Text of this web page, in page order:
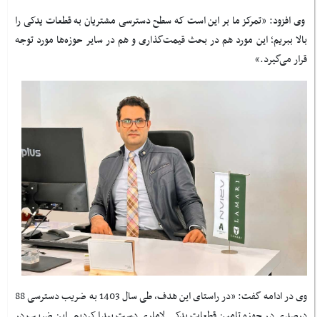
وی افزود: «تمرکز ما بر این است که سطح دسترسی مشتریان به قطعات یدکی را
بالا ببریم؛ این مورد هم در بحث قیمت‌گذاری و هم در سایر حوزه‌ها مورد توجه
قرار می‌گیرد.»
وی در ادامه گفت: «در راستای این هدف، طی سال 1403 به ضریب دسترسی 88